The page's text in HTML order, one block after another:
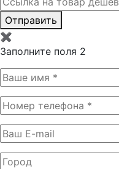
Отправить
✖
Заполните поля 2